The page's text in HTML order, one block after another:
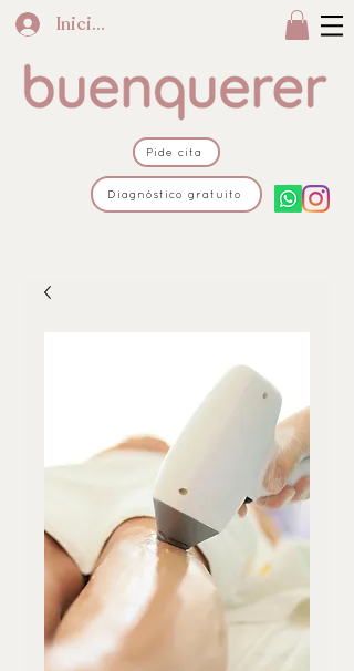
Iniciar sesión
Pide cita
Diagnóstico gratuito